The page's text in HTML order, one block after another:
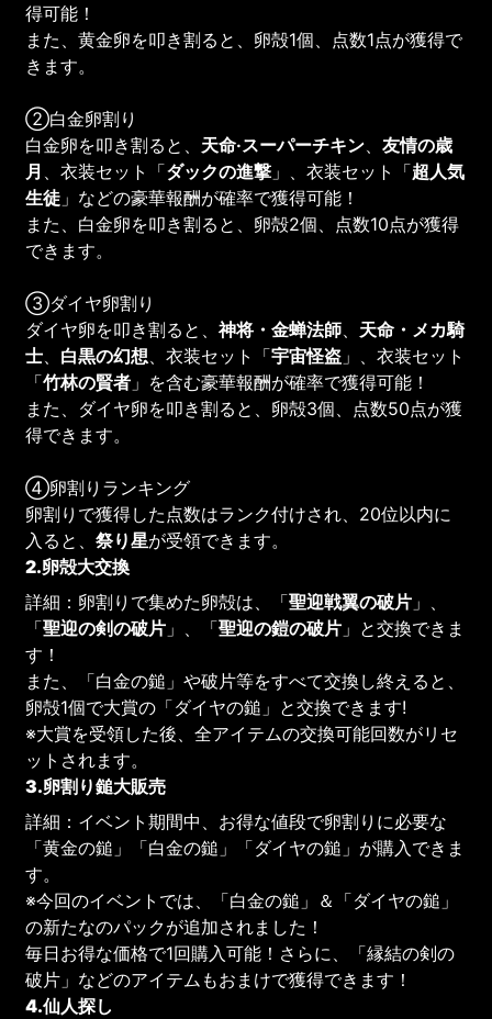
得可能！
また、黄金卵を叩き割ると、卵殻1個、点数1点が獲得で
きます。
②白金卵割り
白金卵を叩き割ると、 天命·スーパーチキン 、友情の歳
月
、衣装セット「ダックの進撃 」、衣装セット「超人気
生徒 」などの豪華報酬が確率で獲得可能！
また、白金卵を叩き割ると、卵殻2個、点数10点が獲得
できます。
③ダイヤ卵割り
ダイヤ卵を叩き割ると、神将・金蝉法師
天命・メカ騎
士
白黒の幻想 、衣装セット「宇宙怪盗 」、衣装セット
「竹林の賢者 」を含む豪華報酬が確率で獲得可能！
また、ダイヤ卵を叩き割ると、卵殻3個、点数50点が獲
得できます。
④卵割りランキング
卵割りで獲得した点数はランク付けされ、20位以内に
入ると、祭り星が受領できます。
2.卵殻大交換
詳細：卵割りで集めた卵殻は、「聖迎戦翼の破片 」、
「聖迎の剣の破片 」、「聖迎の鎧の破片 」と交換できま
す！
また、「白金の鎚」や破片等をすべて交換し終えると、
卵殻1個で大賞の「ダイヤの鎚」と交換できます!
※大賞を受領した後、全アイテムの交換可能回数がリセ
ットされます。
3.卵割り鎚大販売
詳細：イベント期間中、お得な値段で卵割りに必要な
「黄金の鎚」「白金の鎚」「ダイヤの鎚」が購入できま
す。
※今回のイベントでは、「白金の鎚」＆「ダイヤの鎚」
の新たなのパックが追加されました！
毎日お得な価格で1回購入可能！さらに、「縁結の剣の
破片」などのアイテムもおまけで獲得できます！
4.仙人探し